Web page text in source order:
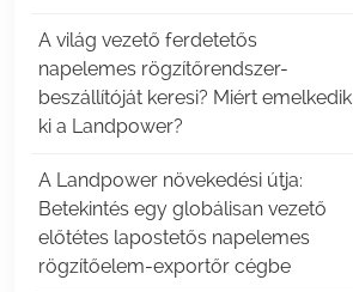
A világ vezető ferdetetős
napelemes rögzítőrendszer-
beszállítóját keresi? Miért emelkedik
ki a Landpower?
A Landpower növekedési útja:
Betekintés egy globálisan vezető
előtétes lapostetős napelemes
rögzítőelem-exportőr cégbe